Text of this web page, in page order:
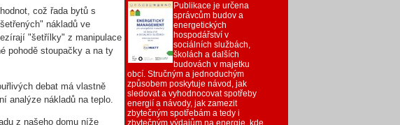
což řada bytů s
nákladů ve
"šetřílky" z manipulace
pohodě stoupačky a na ty
debat má vlastně
analýze nákladů na teplo.
z našeho domu níže
Publikace je určena
správcům budov a
energetických
hospodářství v
sociálních službách,
školách a dalších
budovách v majetku
obcí. Stručným a jednoduchým
způsobem poskytuje návod, jak
sledovat a vyhodnocovat spotřeby
energií a návody, jak zamezit
zbytečným spotřebám a tedy i
zbytečným výdajům na energie, kde